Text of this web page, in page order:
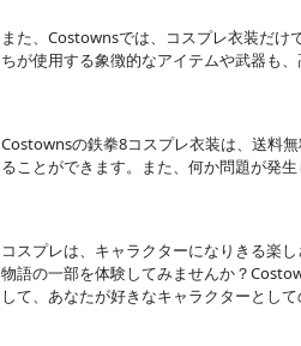
また、Costownsでは、コスプレ衣装だけ
ちが使用する象徴的なアイテムや武器も
Costownsの鉄拳8コスプレ衣装は、送料
ることができます。また、何か問題が発
コスプレは、キャラクターになりきる楽
物語の一部を体験してみませんか？
して、あなたが好きなキャラクターとして